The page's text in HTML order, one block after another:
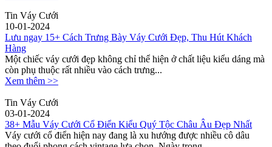
Tin Váy Cưới
10-01-2024
Lưu ngay 15+ Cách Trưng Bày Váy Cưới Đẹp, Thu Hút Khách
Hàng
Một chiếc váy cưới đẹp không chỉ thể hiện ở chất liệu kiểu dáng mà
còn phụ thuộc rất nhiều vào cách trưng...
Xem thêm >>
Tin Váy Cưới
03-01-2024
38+ Mẫu Váy Cưới Cổ Điển Kiểu Quý Tộc Châu Âu Đẹp Nhất
Váy cưới cổ điển hiện nay đang là xu hướng được nhiều cô dâu